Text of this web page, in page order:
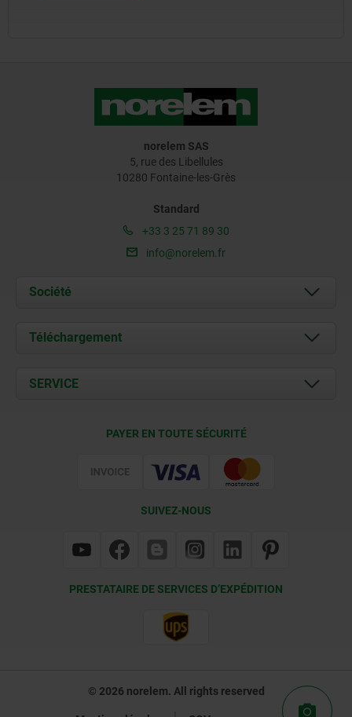
norelem SAS
5, rue des Libellules
10280 Fontaine-les-Grès
Standard
+33 3 25 71 89 30
info@norelem.fr
Société
À propos de nous
Contact
Téléchargement
Documents
SERVICE
PAYER EN TOUTE SÉCURITÉ
SUIVEZ-NOUS
PRESTATAIRE DE SERVICES D’EXPÉDITION
© 2026 norelem. All rights reserved